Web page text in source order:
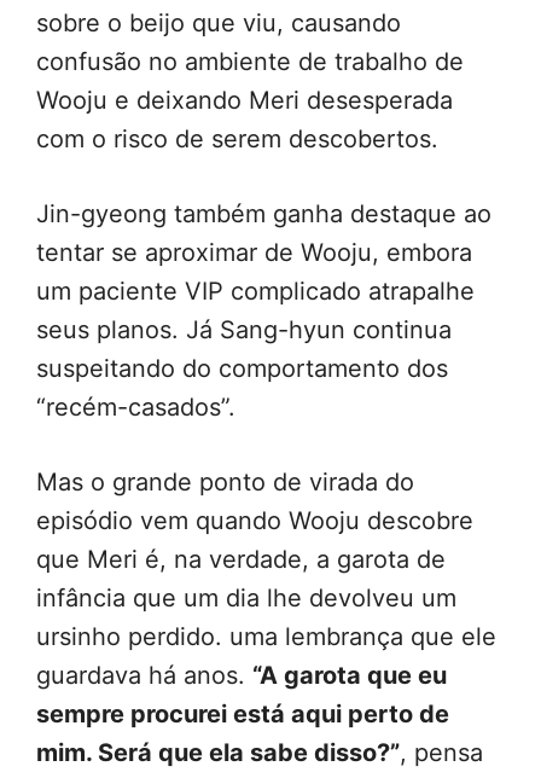
sobre o beijo que viu, causando
confusão no ambiente de trabalho de
Wooju e deixando Meri desesperada
com o risco de serem descobertos.
Jin-gyeong também ganha destaque ao
tentar se aproximar de Wooju, embora
um paciente VIP complicado atrapalhe
seus planos. Já Sang-hyun continua
suspeitando do comportamento dos
“recém-casados”.
Mas o grande ponto de virada do
episódio vem quando Wooju descobre
que Meri é, na verdade, a garota de
infância que um dia lhe devolveu um
ursinho perdido. uma lembrança que ele
guardava há anos. “A garota que eu
sempre procurei está aqui perto de
mim. Será que ela sabe disso?”, pensa